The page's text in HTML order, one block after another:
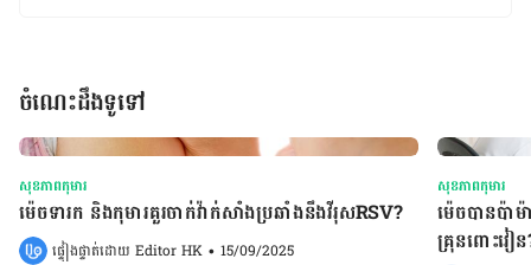
ចំណេះដឹងទូទៅ
សុខភាពកុមារ
ម៉េចទារក និងកុមារគួរចាក់វ៉ាក់សាំងប្រឆាំងនឹងវីរុសRSV?
ផ្ទៀងផ្ទាត់ដោយ Editor HK • 15/09/2025
សុខភាពកុមារ
ម៉េចបានប៉ា
គ្រុនពោះវៀ